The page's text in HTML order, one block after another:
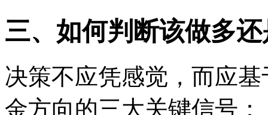
三、如何判断该做多
决策不应凭感觉，而应
金方向的三大关键信号：